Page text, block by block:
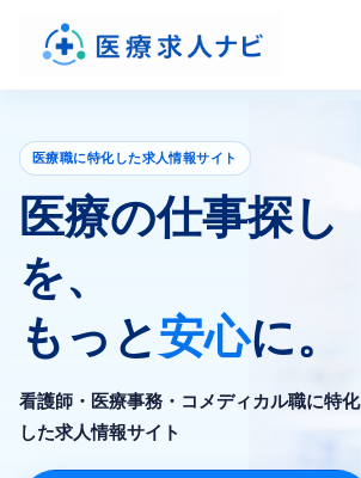
医療職に特化した求人情報サイト
医療の仕事探し
を、
もっと安心に。
看護師・医療事務・コメディカル職に特化
した求人情報サイト